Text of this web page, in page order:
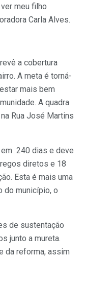
meu filho
Carla Alves.
a cobertura
A meta é torná-
mais bem
A quadra
Rua José Martins
240 dias e deve
diretos e 18
Esta é mais uma
do município, o
de sustentação
junto a mureta.
da reforma, assim